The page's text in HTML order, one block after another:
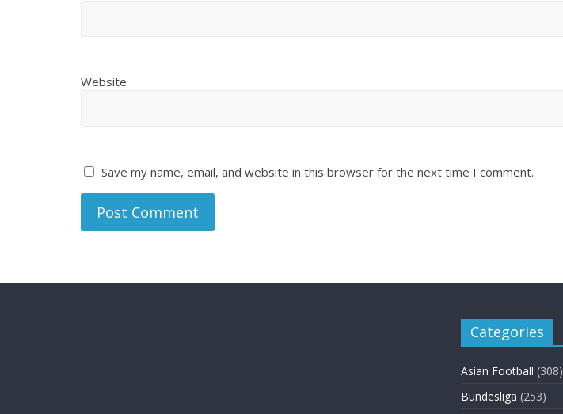
Website
Save my name, email, and website in this browser for the next time I comment.
Categories
Asian Football (308)
Bundesliga (253)